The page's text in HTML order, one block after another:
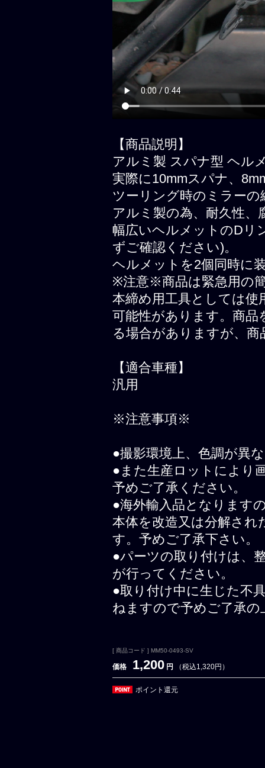
【商品説明】
アルミ製 スパナ型 ヘル
実際に10mmスパナ、
ツーリング時のミラー
アルミ製の為、耐久性、
幅広いヘルメットのDリ
ずご確認ください)。
ヘルメットを2個同時に
※注意※商品は緊急用の
本締め用工具としては
可能性があります。商品
る場合がありますが、
【適合車種】
汎用
※注意事項※
●撮影環境上、色調が異
●また生産ロットにより
予めご了承ください。
●海外輸入品となります
本体を改造又は分解され
す。予めご了承下さい。
●パーツの取り付けは、
が行ってください。
●取り付け中に生じた不
ねますので予めご了承
[ 商品コード ] MM50-0493-SV
価格 1,200 円 （税込1,320円）
ポイント還元